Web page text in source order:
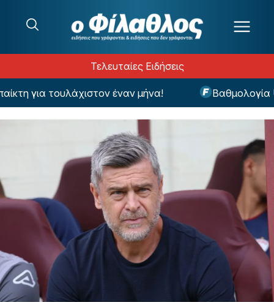
Τελευταίες Ειδήσεις
για τουλάχιστον έναν μήνα! Βαθμολογία